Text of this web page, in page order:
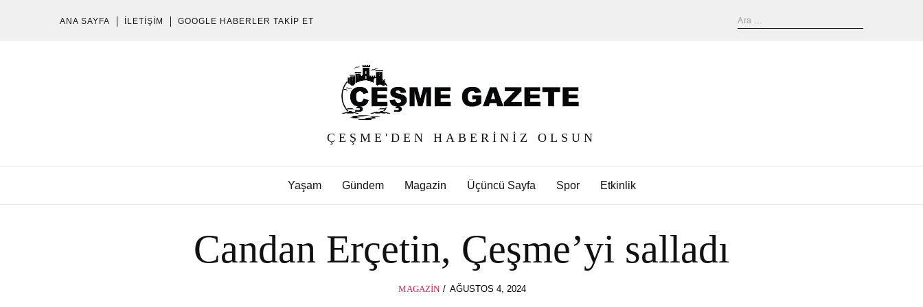
ANA SAYFA İLETIŞIM GOOGLE HABERLER TAKIP ET
ÇEŞME'DEN HABERINIZ OLSUN
Yaşam Gündem Magazin Üçüncü Sayfa Spor Etkinlik
Candan Erçetin, Çeşme’yi salladı
MAGAZIN
POSTED
AĞUSTOS 4, 2024